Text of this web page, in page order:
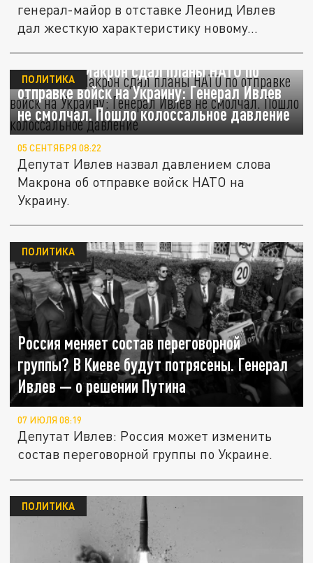
генерал-майор в отставке Леонид Ивлев
дал жесткую характеристику новому...
Внезапно. Макрон сдал планы НАТО по
отправке войск на Украину: Генерал Ивлев
не смолчал. Пошло колоссальное давление
ПОЛИТИКА
05 СЕНТЯБРЯ 08:22
Депутат Ивлев назвал давлением слова
Макрона об отправке войск НАТО на
Украину.
Россия меняет состав переговорной
группы? В Киеве будут потрясены. Генерал
Ивлев — о решении Путина
ПОЛИТИКА
07 ИЮЛЯ 08:19
Депутат Ивлев: Россия может изменить
состав переговорной группы по Украине.
ПОЛИТИКА